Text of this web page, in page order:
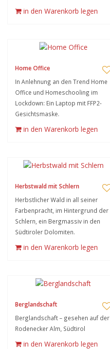
in den Warenkorb legen
Home Office
In Anlehnung an den Trend Home
Office und Homeschooling im
Lockdown: Ein Laptop mit FFP2-
Gesichtsmaske.
in den Warenkorb legen
Herbstwald mit Schlern
Herbstlicher Wald in all seiner
Farbenpracht, im Hintergrund der
Schlern, ein Bergmassiv in den
Südtiroler Dolomiten.
in den Warenkorb legen
Berglandschaft
Berglandschaft – gesehen auf der
Rodenecker Alm, Südtirol
in den Warenkorb legen